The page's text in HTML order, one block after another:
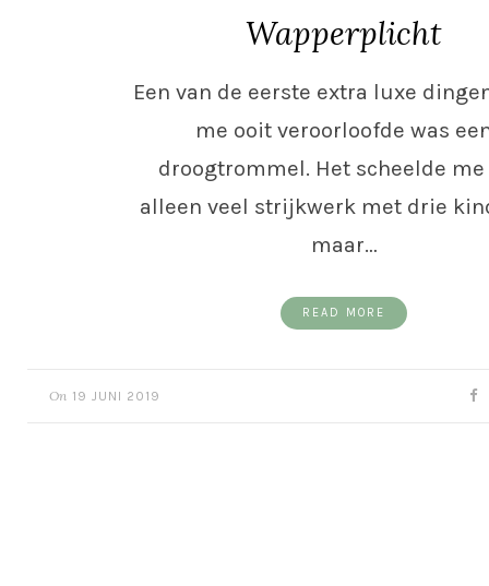
Wapperplicht
Een van de eerste extra luxe
me ooit veroorloofde was
droogtrommel. Het scheelde
alleen veel strijkwerk met drie
maar…
READ MORE
On 19 JUNI 2019